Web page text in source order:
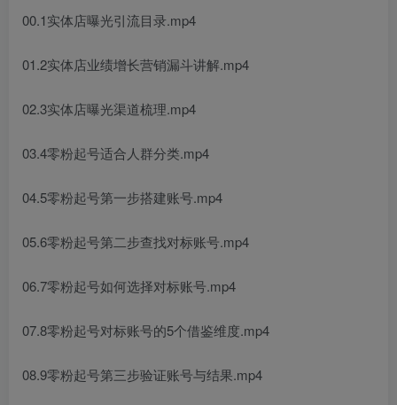
00.1实体店曝光引流目录.mp4
01.2实体店业绩增长营销漏斗讲解.mp4
02.3实体店曝光渠道梳理.mp4
03.4零粉起号适合人群分类.mp4
04.5零粉起号第一步搭建账号.mp4
05.6零粉起号第二步查找对标账号.mp4
06.7零粉起号如何选择对标账号.mp4
07.8零粉起号对标账号的5个借鉴维度.mp4
08.9零粉起号第三步验证账号与结果.mp4